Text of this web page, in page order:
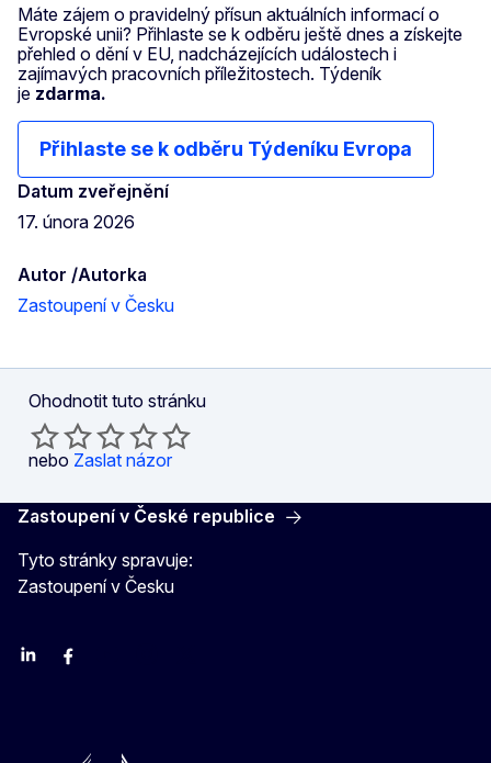
Máte zájem o pravidelný přísun aktuálních informací o
Evropské unii? Přihlaste se k odběru ještě dnes a získejte
přehled o dění v EU, nadcházejících událostech i
zajímavých pracovních příležitostech. Týdeník
je zdarma.
Přihlaste se k odběru Týdeníku Evropa
Datum zveřejnění
17. února 2026
Autor /Autorka
Zastoupení v Česku
Ohodnotit tuto stránku
nebo Zaslat názor
Zastoupení v České republice
Tyto stránky spravuje:
Zastoupení v Česku
LinkedinFacebook